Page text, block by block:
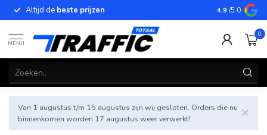
Altijd de beste prijzen Betrouwbare
4.9 /5.0
MENU
0
Van 1 augustus t/m 15 augustus zijn wij gesloten. Orders die nu
binnenkomen worden 17 augustus weer verwerkt!